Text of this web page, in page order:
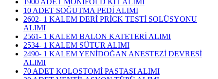
10 ADET SOĞUTMA PEDİ ALIMI
2602- 1 KALEM DERİ PRİCK TESTİ SOLÜSYONU
ALIMI
2561- 1 KALEM BALON KATETERİ ALIMI
2534- 1 KALEM SÜTUR ALIMI
2490- 1 KALEM YENİDOĞAN ANESTEZİ DEVRESİ
ALIMI
70 ADET KOLOSTOMİ PASTASI ALIMI